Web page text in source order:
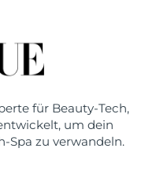
für Beauty-Tech,
um dein
Spa zu verwandeln.